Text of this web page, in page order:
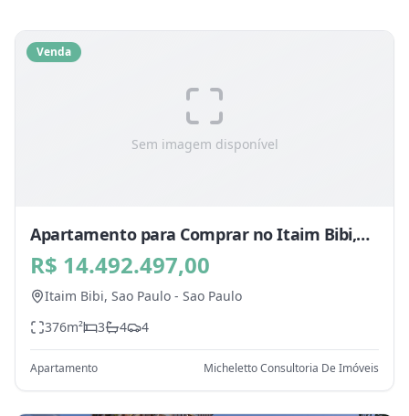
Sem imagem disponível
Venda
Apartamento para Comprar no Itaim Bibi,
Sao Paulo - SP
R$ 14.492.497,00
Itaim Bibi, Sao Paulo - Sao Paulo
376m² 3 4 4
Apartamento Micheletto Consultoria De Imóveis